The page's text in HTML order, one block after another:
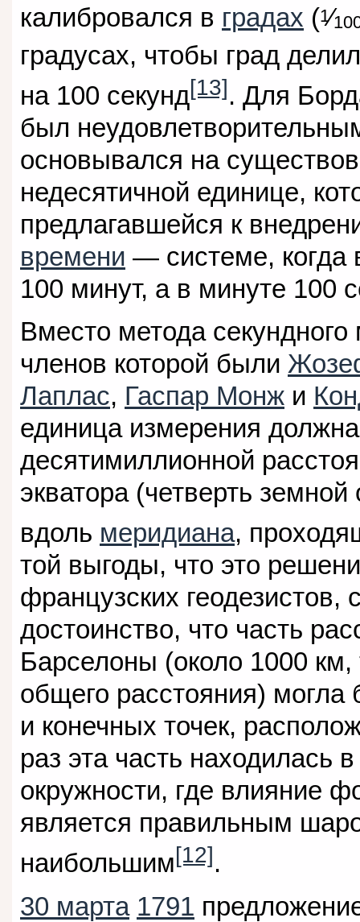
калибровался в градах (1⁄
градусах, чтобы град
на 100 секунд[13]. Для
был
основывался на
недесятичной единице,
предлагавшейся к
времени — системе, когда
100 минут, а в минуте 100
Вместо метода
членов которой были
Лаплас, Гаспар Монж и
единица измерения
десятимиллионной
экватора (четверть
вдоль меридиана,
той выгоды, что это
французских
достоинство, что часть
Барселоны (около 1000 км,
общего расстояния)
и конечных точек,
раз эта часть находилась
окружности, где влияние
является правильным
наибольшим[12].
30 марта 1791